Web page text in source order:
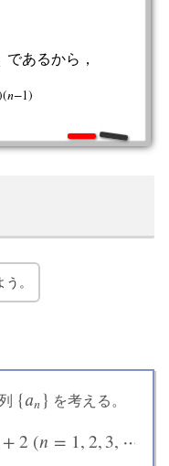
であるから，
(𝑛−1)
−1)
。
{𝑎𝑛 }
{ an} を考える。
+2 (𝑛 = 1,2,3, ⋯
2 ( n= 1,2 ,3, ⋯)